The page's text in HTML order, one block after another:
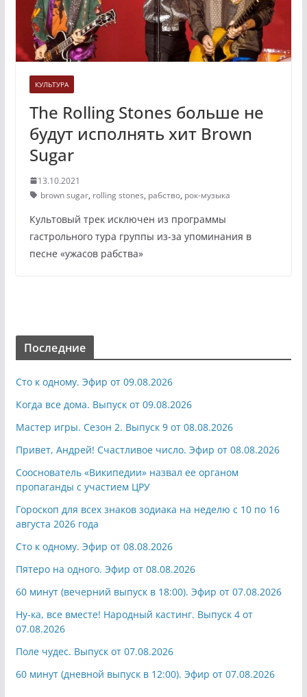
КУЛЬТУРА
The Rolling Stones больше не
будут исполнять хит Brown
Sugar
13.10.2021
brown sugar, rolling stones, рабство, рок-музыка
Культовый трек исключен из программы
гастрольного тура группы из-за упоминания в
песне «ужасов рабства»
Последние
Сто к одному. Эфир от 09.08.2026
Когда все дома. Выпуск от 09.08.2026
Мастер игры. Сезон 2. Выпуск 9 от 08.08.2026
Привет, Андрей! Счастливое число. Эфир от 08.08.2026
Сооснователь «Википедии» назвал ее органом
пропаганды с участием ЦРУ
Гороскоп для всех знаков зодиака на неделю с 10 по 16
августа 2026 года
Сто к одному. Эфир от 08.08.2026
Пятеро на одного. Эфир от 08.08.2026
60 минут (вечерний выпуск в 18:00). Эфир от 07.08.2026
Ну-ка, все вместе! Народный кастинг. Выпуск 4 от
07.08.2026
Поле чудес. Выпуск от 07.08.2026
60 минут (дневной выпуск в 12:00). Эфир от 07.08.2026